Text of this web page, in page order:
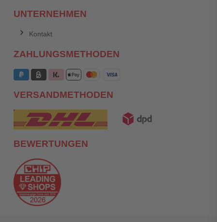
UNTERNEHMEN
Kontakt
ZAHLUNGSMETHODEN
VERSANDMETHODEN
BEWERTUNGEN